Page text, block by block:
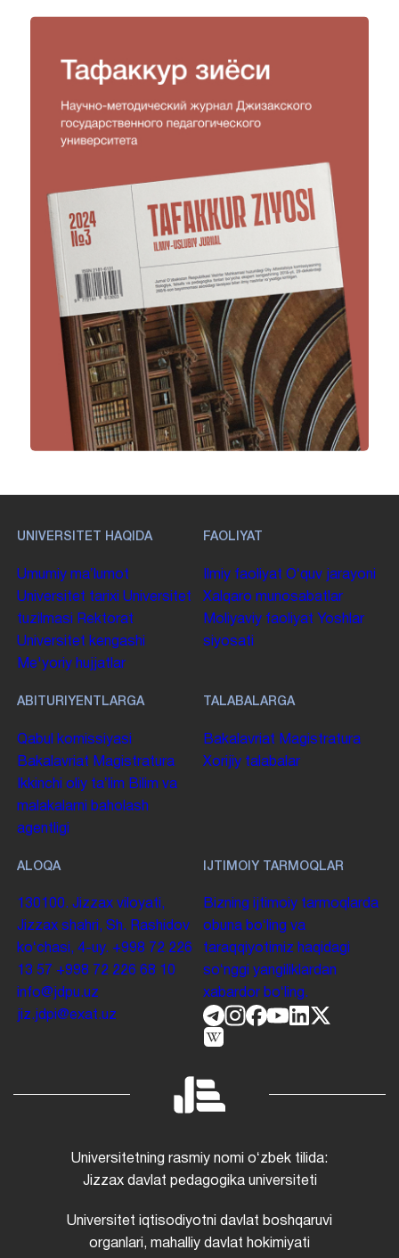
UNIVERSITET HAQIDA
Umumiy maʼlumot
Universitet tarixi Universitet
tuzilmasi Rektorat
Universitet kengashi
Me'yoriy hujjatlar
FAOLIYAT
Ilmiy faoliyat Oʻquv jarayoni
Xalqaro munosabatlar
Moliyaviy faoliyat Yoshlar
siyosati
ABITURIYENTLARGA
Qabul komissiyasi
Bakalavriat Magistratura
Ikkinchi oliy taʼlim Bilim va
malakalarni baholash
agentligi
TALABALARGA
Bakalavriat Magistratura
Xorijiy talabalar
ALOQA
130100. Jizzax viloyati,
Jizzax shahri, Sh. Rashidov
koʻchasi, 4-uy. +998 72 226
13 57 +998 72 226 68 10
info@jdpu.uz
jiz.jdpi@exat.uz
IJTIMOIY TARMOQLAR
Bizning ijtimoiy tarmoqlarda
obuna boʻling va
taraqqiyotimiz haqidagi
soʻnggi yangiliklardan
xabardor boʻling.
Universitetning rasmiy nomi oʻzbek tilida:
Jizzax davlat pedagogika universiteti
Universitet iqtisodiyotni davlat boshqaruvi
organlari, mahalliy davlat hokimiyati